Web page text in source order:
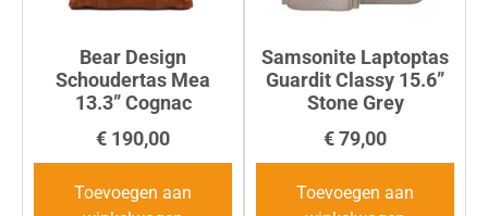
Bear Design
Schoudertas Mea
13.3” Cognac
€ 190,00
Toevoegen aan
Samsonite Laptoptas
Guardit Classy 15.6”
Stone Grey
€79,00
Toevoegen aan